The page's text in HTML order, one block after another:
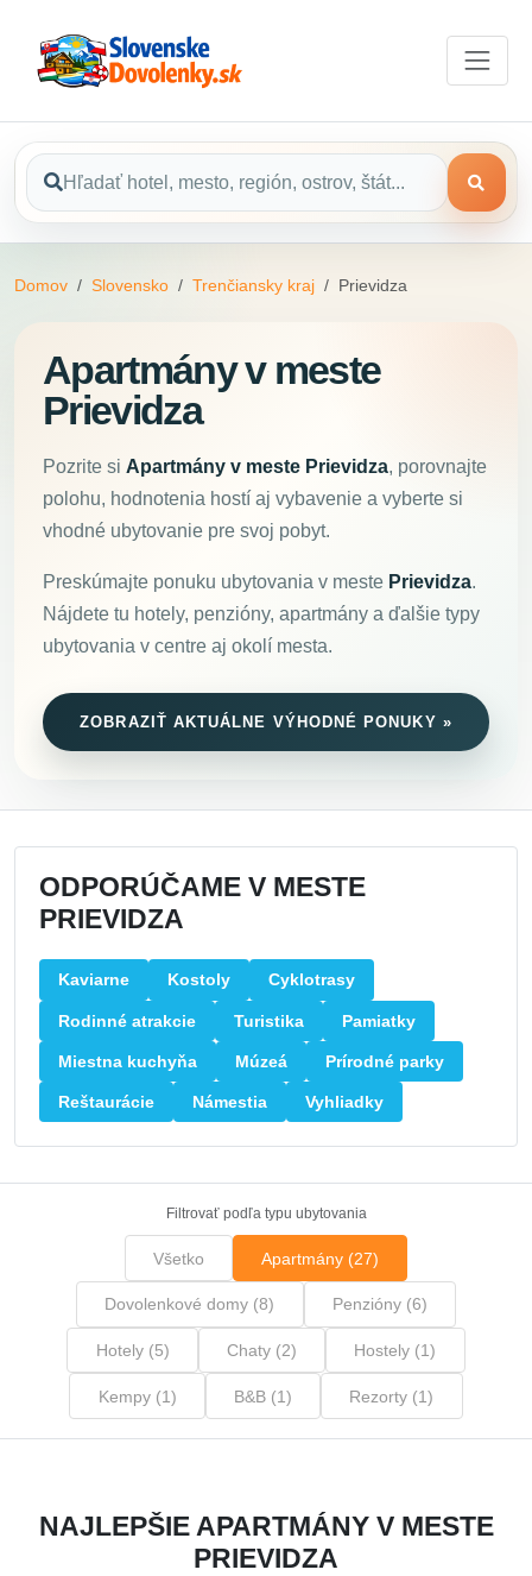
Domov Slovensko Trenčiansky kraj Prievidza
Apartmány v meste
Prievidza
Pozrite si Apartmány v meste Prievidza, porovnajte
polohu, hodnotenia hostí aj vybavenie a vyberte si
vhodné ubytovanie pre svoj pobyt.
Preskúmajte ponuku ubytovania v meste Prievidza.
Nájdete tu hotely, penzióny, apartmány a ďalšie typy
ubytovania v centre aj okolí mesta.
ZOBRAZIŤ AKTUÁLNE VÝHODNÉ PONUKY »
ODPORÚČAME V MESTE
PRIEVIDZA
Kaviarne Kostoly Cyklotrasy
Rodinné atrakcie Turistika Pamiatky
Miestna kuchyňa Múzeá Prírodné parky
Reštaurácie Námestia Vyhliadky
Filtrovať podľa typu ubytovania
Všetko Apartmány (27)
Dovolenkové domy (8) Penzióny (6)
Hotely (5) Chaty (2) Hostely (1)
Kempy (1) B&B (1) Rezorty (1)
NAJLEPŠIE APARTMÁNY V MESTE
PRIEVIDZA